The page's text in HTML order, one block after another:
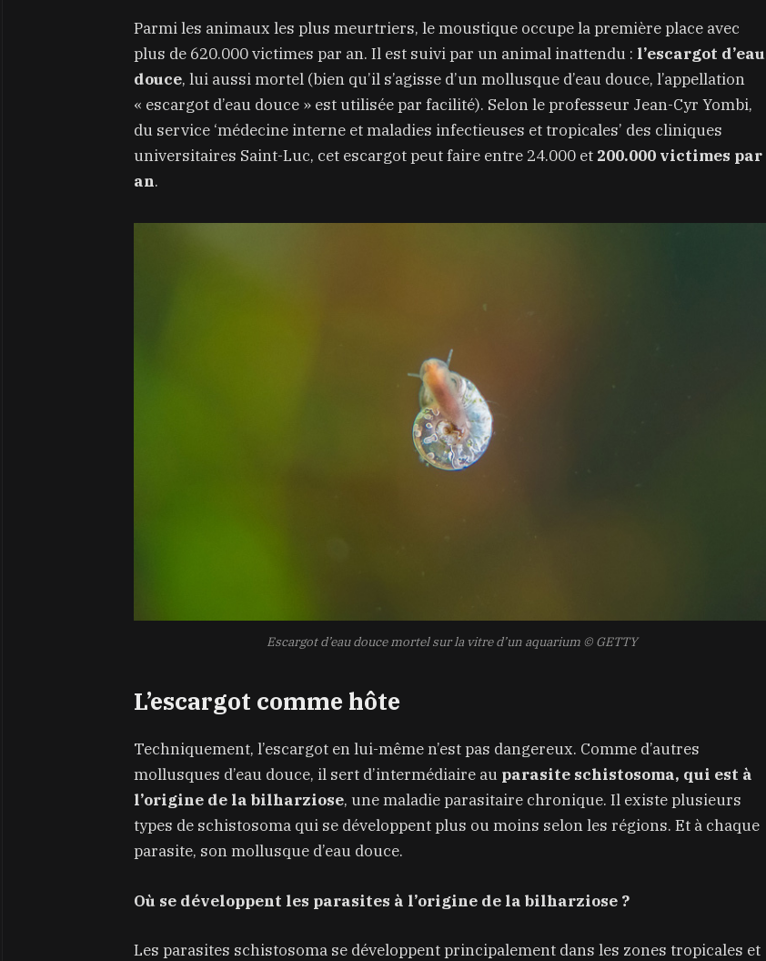
Parmi les animaux les plus meurtriers, le moustique occupe la première place avec
plus de 620.000 victimes par an. Il est suivi par un animal inattendu : l’escargot d’eau
douce, lui aussi mortel (bien qu’il s’agisse d’un mollusque d’eau douce, l’appellation
« escargot d’eau douce » est utilisée par facilité). Selon le professeur Jean-Cyr Yombi,
du service ‘médecine interne et maladies infectieuses et tropicales’ des cliniques
universitaires Saint-Luc, cet escargot peut faire entre 24.000 et200.000 victimes par
an.
Escargot d’eau douce mortel sur la vitre d’un aquarium© GETTY
L’escargot comme hôte
Techniquement, l’escargot en lui-même n’est pas dangereux. Comme d’autres
mollusques d’eau douce, il sert d’intermédiaire au parasite schistosoma, qui est à
l’origine de la bilharziose, une maladie parasitaire chronique. Il existe plusieurs
types de schistosoma qui se développent plus ou moins selon les régions. Et à chaque
parasite, son mollusque d’eau douce.
Où se développent les parasites à l’origine de la bilharziose ?
Les parasites schistosoma se développent principalement dans les zones tropicales et